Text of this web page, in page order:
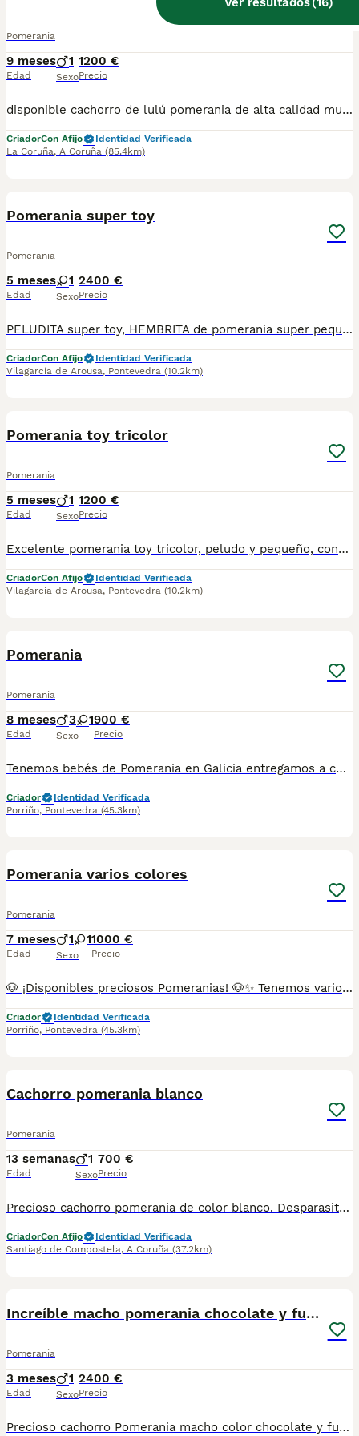
Pomerania
9 meses
Edad
1
Sexo
1200 €
Precio
disponible cachorro de lulú pomerania de alta calidad muy chato cortito está vacunado listo para la entrega 622220217
CriadorCon Afijo
Identidad Verificada
La Coruña, A Coruña (85.4km)
Pomerania super toy
Pomerania
5 meses
Edad
1
Sexo
2400 €
Precio
PELUDITA super toy, HEMBRITA de pomerania super pequeña y peluda, negro fuego, con pedigrí y super socializada, pregúntanos lo que necesites.
CriadorCon Afijo
Identidad Verificada
Vilagarcía de Arousa, Pontevedra (10.2km)
Pomerania toy tricolor
Pomerania
5 meses
Edad
1
Sexo
1200 €
Precio
Excelente pomerania toy tricolor, peludo y pequeño, consulta todas tus dudas, cuidamos de nuestros peludos con la máxima responsabilidad como se merecen somos un criadero responsable y no criamos indiscriminadamente, medimos bien los tiempos nuestras mamás y papas , son super importantes, por eso mismo, antes de criar y tomar una decisión tan grande la consultamos detenidamente y revisamos que estén en condiciones óptimas, nuestros peludos son así fuertes y sanos y sus papás y mamás sobre todo las mamás están fuertes y sanas.
CriadorCon Afijo
Identidad Verificada
Vilagarcía de Arousa, Pontevedra (10.2km)
Pomerania
Pomerania
8 meses
Edad
3 1
Sexo
900 €
Precio
Tenemos bebés de Pomerania en Galicia entregamos a cualquier provincia Hay varios colores disponibles como blanco crema o de manchitas Precios desde .. Criados en entorno familiar más información 687482079
Criador
Identidad Verificada
Porriño, Pontevedra (45.3km)
Pomerania varios colores
Pomerania
7 meses
Edad
1 1
Sexo
1000 €
Precio
🐶 ¡Disponibles preciosos Pomeranias! 🐶✨ Tenemos varios Pomeranias en colores blanco, crema, chocolate , negro y blanco y negro. Se entregan con todo al día (vacunas y desparasitaciones chip y pasaporte) criados en ambiente familiar, con mucho cariño. Disponibles machos y hembras. 📍 Somos de Galicia, pero realizamos entregas en cualquier provincia. 💕 Háblame al 687 482 079 y te enseño lo que tenemos disponible. El precio puede variar según color y sexo
Criador
Identidad Verificada
Porriño, Pontevedra (45.3km)
Cachorro pomerania blanco
Pomerania
13 semanas
Edad
1
Sexo
700 €
Precio
Precioso cachorro pomerania de color blanco. Desparasitado, 2 vacunas, contrato venta. Garantía congenita de 1 año.
CriadorCon Afijo
Identidad Verificada
Santiago de Compostela, A Coruña (37.2km)
Increíble macho pomerania chocolate y fuego
Pomerania
3 meses
Edad
1
Sexo
2400 €
Precio
Precioso cachorro Pomerania macho color chocolate y fuego disponible. Se trata de un ejemplar realmente excepcional, con un espectacular y exclusivo color chocolate y fuego, muy difícil de encontrar. Destaca por su tamaño pequeñito, estructura compacta, abundante manto y una expresión dulce y encantadora que enamora a primera vista. Además de su belleza, tiene un carácter maravilloso: alegre, cariñoso, sociable y muy equilibrado, ideal tanto para familias como para personas que buscan un compañero especial. Criado en un entorno familiar, con la máxima dedicación, atención y cariño desde su nacimiento. Somos una criadora seria y comprometida con la salud, el bienestar y la correcta socialización de nuestros cachorros. Seleccionamos cuidadosamente nuestras líneas para obtener ejemplares sanos, equilibrados y de gran calidad. Se entrega con toda la documentación correspondiente, revisado por veterinario, vacunado y desparasitado según su edad. Si buscas un Pomerania exclusivo, de excelente calidad, tamaño reducido y carácter excepcional, este pequeño es una oportunidad única.